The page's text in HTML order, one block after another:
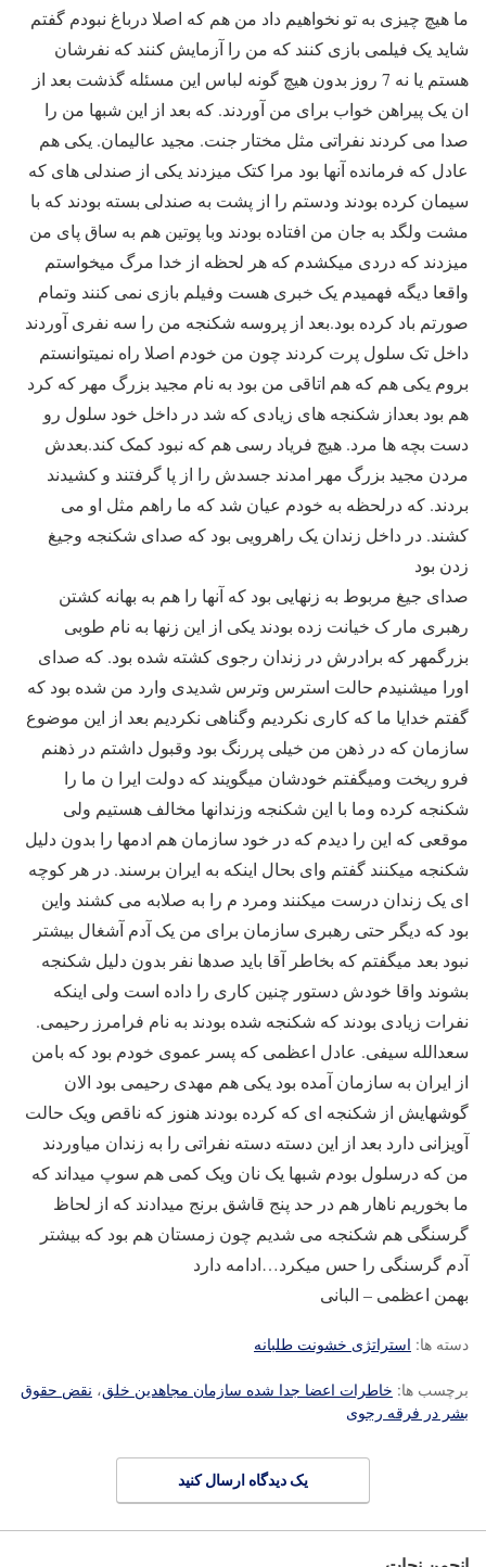
ما هیچ چیزی به تو نخواهیم داد من هم که اصلا درباغ نبودم گفتم
شاید یک فیلمی بازی کنند که من را آزمایش کنند که نفرشان
هستم یا نه 7 روز بدون هیچ گونه لباس این مسئله گذشت بعد از
ان یک پیراهن خواب برای من آوردند. که بعد از این شبها من را
صدا می کردند نفراتی مثل مختار جنت. مجید عالیمان. یکی هم
عادل که فرمانده آنها بود مرا کتک میزدند یکی از صندلی های که
سیمان کرده بودند ودستم را از پشت به صندلی بسته بودند که با
مشت ولگد به جان من افتاده بودند وبا پوتین هم به ساق پای من
میزدند که دردی میکشدم که هر لحظه از خدا مرگ میخواستم
واقعا دیگه فهمیدم یک خبری هست وفیلم بازی نمی کنند وتمام
صورتم باد کرده بود.بعد از پروسه شکنجه من را سه نفری آوردند
داخل تک سلول پرت کردند چون من خودم اصلا راه نمیتوانستم
بروم یکی هم که هم اتاقی من بود به نام مجید بزرگ مهر که کرد
هم بود بعداز شکنجه های زیادی که شد در داخل خود سلول رو
دست بچه ها مرد. هیچ فریاد رسی هم که نبود کمک کند.بعدش
مردن مجید بزرگ مهر امدند جسدش را از پا گرفتند و کشیدند
بردند. که درلحظه به خودم عیان شد که ما راهم مثل او می
کشند. در داخل زندان یک راهرویی بود که صدای شکنجه وجیغ
زدن بود
صدای جیغ مربوط به زنهایی بود که آنها را هم به بهانه کشتن
رهبری مار ک خیانت زده بودند یکی از این زنها به نام طوبی
بزرگمهر که برادرش در زندان رجوی کشته شده بود. که صدای
اورا میشنیدم حالت استرس وترس شدیدی وارد من شده بود که
گفتم خدایا ما که کاری نکردیم وگناهی نکردیم بعد از این موضوع
سازمان که در ذهن من خیلی پررنگ بود وقبول داشتم در ذهنم
فرو ریخت ومیگفتم خودشان میگویند که دولت ایرا ن ما را
شکنجه کرده وما با این شکنجه وزندانها مخالف هستیم ولی
موقعی که این را دیدم که در خود سازمان هم ادمها را بدون دلیل
شکنجه میکنند گفتم وای بحال اینکه به ایران برسند. در هر کوچه
ای یک زندان درست میکنند ومرد م را به صلابه می کشند واین
بود که دیگر حتی رهبری سازمان برای من یک آدم آشغال بیشتر
نبود بعد میگفتم که بخاطر آقا باید صدها نفر بدون دلیل شکنجه
بشوند واقا خودش دستور چنین کاری را داده است ولی اینکه
نفرات زیادی بودند که شکنجه شده بودند به نام فرامرز رحیمی.
سعدالله سیفی. عادل اعظمی که پسر عموی خودم بود که بامن
از ایران به سازمان آمده بود یکی هم مهدی رحیمی بود الان
گوشهایش از شکنجه ای که کرده بودند هنوز که ناقص ویک حالت
آویزانی دارد بعد از این دسته دسته نفراتی را به زندان میاوردند
من که درسلول بودم شبها یک نان ویک کمی هم سوپ میداند که
ما بخوریم ناهار هم در حد پنج قاشق برنج میدادند که از لحاظ
گرسنگی هم شکنجه می شدیم چون زمستان هم بود که بیشتر
آدم گرسنگی را حس میکرد…ادامه دارد
بهمن اعظمی – البانی
دسته ها: استراتژی خشونت طلبانه
برچسب ها: خاطرات اعضا جدا شده سازمان مجاهدین خلق، نقض حقوق
بشر در فرقه رجوی
یک دیدگاه ارسال کنید